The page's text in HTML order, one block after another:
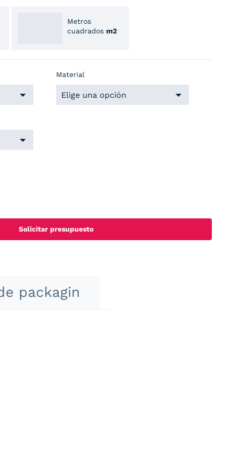
Metros
cuadrados m2
Material
Solicitar presupuesto
packagin